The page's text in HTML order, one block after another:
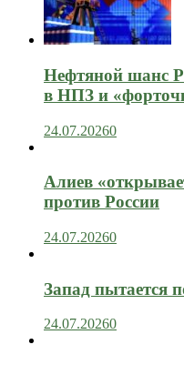
Нефтяной шанс
в НПЗ и
24.07.20260
Алиев
против России
24.07.20260
Запад пытается
24.07.20260